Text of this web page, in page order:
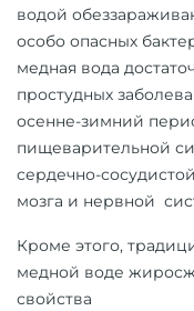
водой
особо опасных
медная вода
простудных
осенне-зимний
пищеварительной
сердечно-
мозга и нервной
Кроме этого,
медной воде
свойства